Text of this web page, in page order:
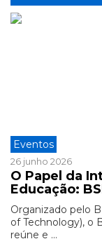
Eventos
26 junho 2026
O Papel da
Educação:
Organizado pelo
of Technology), o
reúne e ...